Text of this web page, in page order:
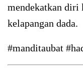
mendekatkan diri
kelapangan dada.
#manditaubat